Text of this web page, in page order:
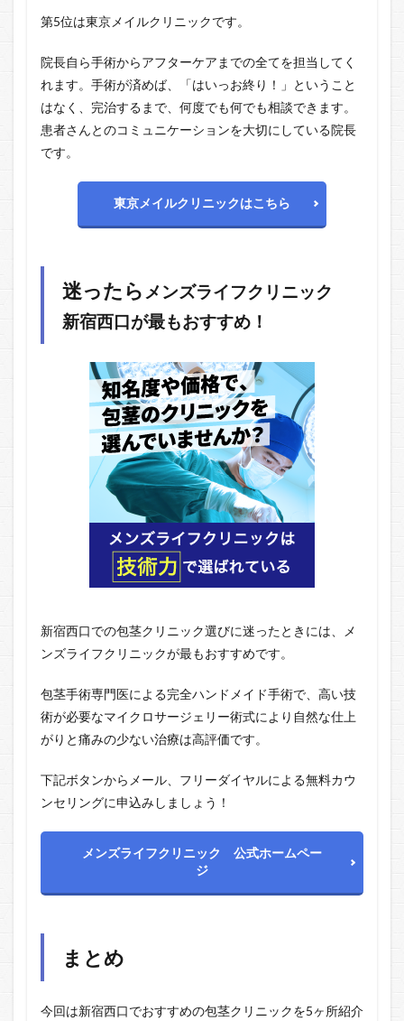
第5位は東京メイルクリニックです。
院長自ら手術からアフターケアまでの全てを担当してく
れます。手術が済めば、「はいっお終り！」ということ
はなく、完治するまで、何度でも何でも相談できます。
患者さんとのコミュニケーションを大切にしている院長
です。
東京メイルクリニックはこちら
迷ったら メンズライフクリニック
新宿西口が最もおすすめ！
新宿西口での包茎クリニック選びに迷ったときには、メ
ンズライフクリニックが最もおすすめです。
包茎手術専門医による完全ハンドメイド手術で、高い技
術が必要なマイクロサージェリー術式により自然な仕上
がりと痛みの少ない治療は高評価です。
下記ボタンからメール、フリーダイヤルによる無料カウ
ンセリングに申込みしましょう！
メンズライフクリニック 公式ホームペー
ジ
まとめ
今回は新宿西口でおすすめの包茎クリニックを5ヶ所紹介